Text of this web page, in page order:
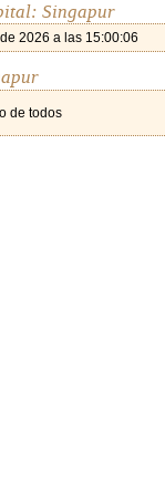
Singapur
2026 a las 15:00:06
de todos